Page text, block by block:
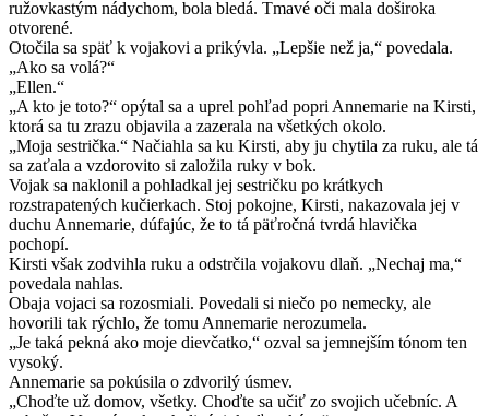
ružovkastým nádychom, bola bledá. Tmavé oči mala doširoka
otvorené.
Otočila sa späť k vojakovi a prikývla. „Lepšie než ja,“ povedala.
„Ako sa volá?“
„Ellen.“
„A kto je toto?“ opýtal sa a uprel pohľad popri Anne­marie na Kirsti,
ktorá sa tu zrazu objavila a zazerala na všetkých okolo.
„Moja sestrička.“ Načiahla sa ku Kirsti, aby ju chytila za ruku, ale tá
sa zaťala a vzdorovito si založila ruky v bok.
Vojak sa naklonil a pohladkal jej sestričku po krátkych
rozstrapatených kučierkach. Stoj pokojne, Kirsti, nakazovala jej v
duchu Annemarie, dúfajúc, že to tá päťročná tvrdá hlavička
pochopí.
Kirsti však zodvihla ruku a odstrčila vojakovu dlaň. „Nechaj ma,“
povedala nahlas.
Obaja vojaci sa rozosmiali. Povedali si niečo po nemecky, ale
hovorili tak rýchlo, že tomu Annemarie nerozumela.
„Je taká pekná ako moje dievčatko,“ ozval sa jemnejším tónom ten
vysoký.
Annemarie sa pokúsila o zdvorilý úsmev.
„Choďte už domov, všetky. Choďte sa učiť zo svojich učebníc. A